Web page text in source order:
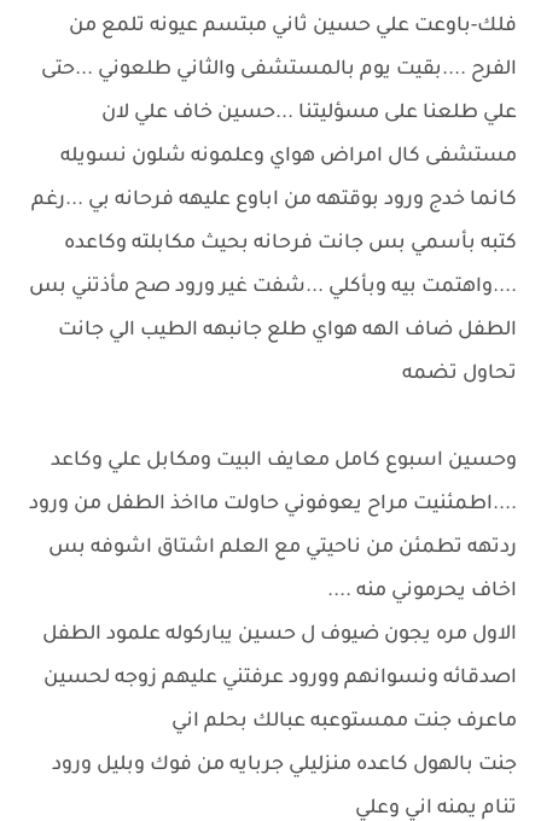
فلك-باوعت علي حسين ثاني مبتسم عيونه تلمع من
الفرح ....بقيت يوم بالمستشفى والثاني طلعوني ...حتى
علي طلعنا على مسؤليتنا ...حسين خاف علي لان
مستشفى كال امراض هواي وعلمونه شلون نسويله
كانما خدج ورود بوقتهه من اباوع عليهه فرحانه بي ...رغم
كتبه بأسمي بس جانت فرحانه بحيث مكابلته وكاعده
....واهتمت بيه وبأكلي ...شفت غير ورود صح مأذتني بس
الطفل ضاف الهه هواي طلع جانبهه الطيب الي جانت
تحاول تضمه
وحسين اسبوع كامل معايف البيت ومكابل علي وكاعد
....اطمئنيت مراح يعوفوني حاولت مااخذ الطفل من ورود
ردتهه تطمئن من ناحيتي مع العلم اشتاق اشوفه بس
اخاف يحرموني منه ....
الاول مره يجون ضيوف ل حسين يباركوله علمود الطفل
اصدقائه ونسوانهم وورود عرفتني عليهم زوجه لحسين
ماعرف جنت ممستوعبه عبالك بحلم اني
جنت بالهول كاعده منزليلي جربايه من فوك وبليل ورود
تنام يمنه اني وعلي